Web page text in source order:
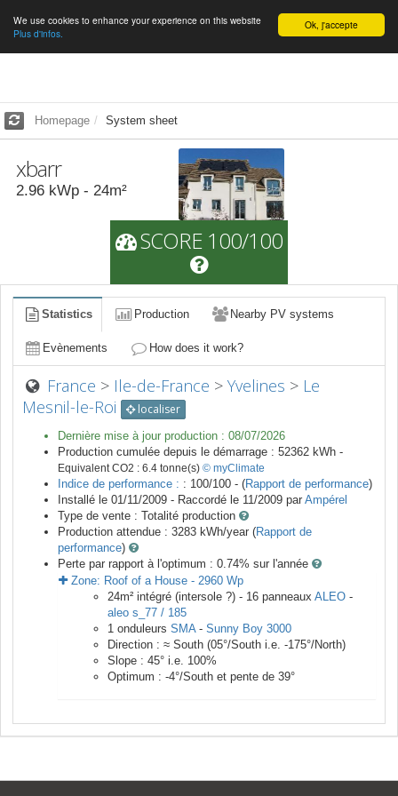
English Ok, j'accepte
We use cookies to enhance your experience on this website
Plus d'infos.
Homepage System sheet
xbarr
2.96 kWp - 24m²
SCORE 100/100
Statistics Production Nearby PV systems
Evènements How does it work?
France > Ile-de-France >Yvelines > Le
Mesnil-le-Roi
localiser
Dernière mise à jour production : 08/07/2026
Production cumulée depuis le démarrage : 52362 kWh -
Equivalent CO2 : 6.4 tonne(s) © myClimate
Indice de performance : : 100/100 - (Rapport de performance)
Installé le 01/11/2009 - Raccordé le 11/2009 par Ampérel
Type de vente : Totalité production
Production attendue : 3283 kWh/year (Rapport de
performance)
Perte par rapport à l'optimum : 0.74% sur l'année
Zone: Roof of a House - 2960 Wp
24m² intégré (intersole ?) - 16 panneaux ALEO -
aleo s_77 / 185
1 onduleurs SMA - Sunny Boy 3000
Direction : ≈ South (05°/South i.e. -175°/North)
Slope : 45° i.e. 100%
Optimum : -4°/South et pente de 39°